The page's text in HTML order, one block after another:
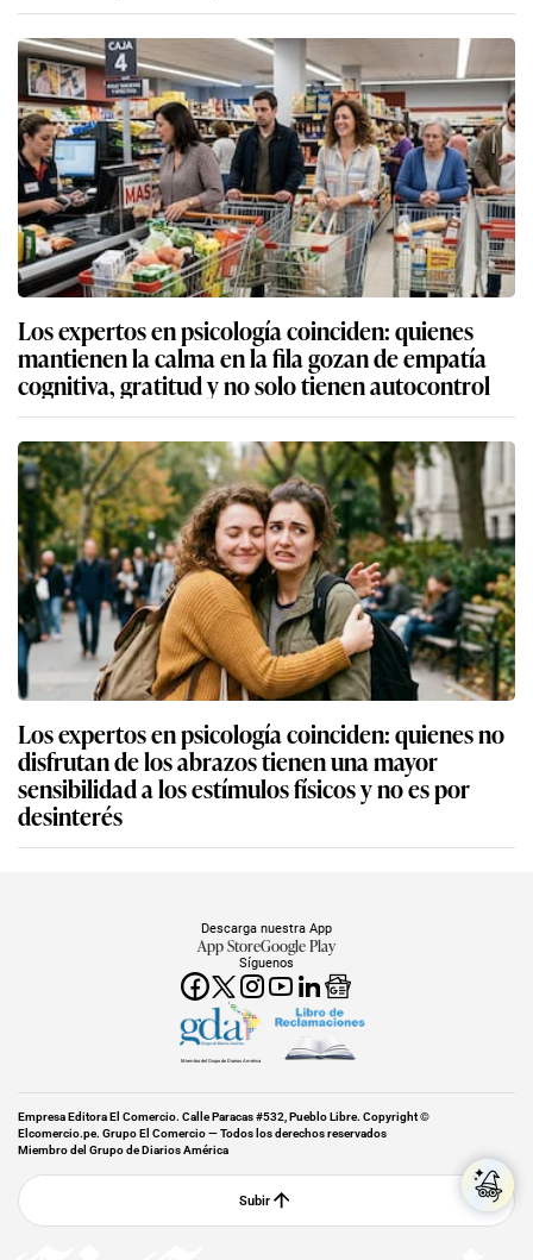
Los expertos en psicología coinciden: quienes
mantienen la calma en la fila gozan de empatía
cognitiva, gratitud y no solo tienen autocontrol
Los expertos en psicología coinciden: quienes no
disfrutan de los abrazos tienen una mayor
sensibilidad a los estímulos físicos y no es por
desinterés
Síguenos
Descarga nuestra App
App StoreGoogle Play
Miembro del Grupo de Diarios América
Empresa Editora El Comercio. Calle Paracas #532, Pueblo Libre. Copyright ©
Elcomercio.pe. Grupo El Comercio — Todos los derechos reservados
Miembro del Grupo de Diarios América
Subir